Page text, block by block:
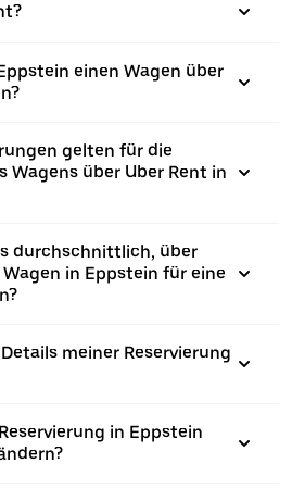
einen Wagen über
gelten für die
Wagens über Uber Rent in
durchschnittlich, über
in Eppstein für eine
meiner Reservierung
in Eppstein